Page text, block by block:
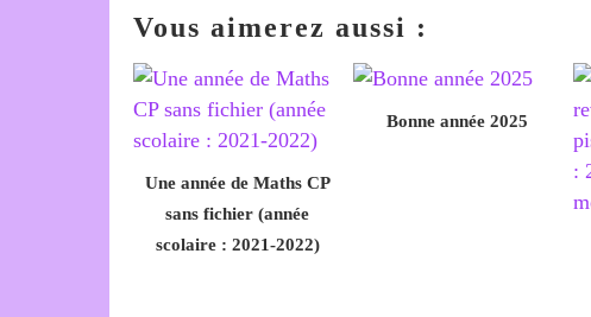
Vous aimerez aussi :
Une année de Maths CP
sans fichier (année
scolaire : 2021-2022)
Bonne année 2025